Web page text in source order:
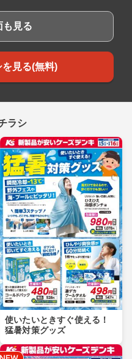
も見る
見る(無料)
ラシ
使いたいときすぐ使える！
猛暑対策グッズ